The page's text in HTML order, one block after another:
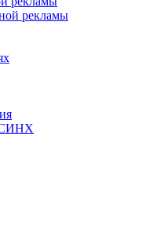
рекламы
СИНХ